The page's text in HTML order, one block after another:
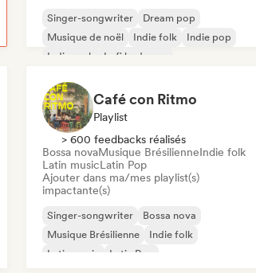
Singer-songwriter
Dream pop
Musique de noël
Indie folk
Indie pop
Indie rock
Lofi bedroom
Café con Ritmo
Playlist
> 600 feedbacks réalisés
Bossa novaMusique BrésilienneIndie folk
Latin musicLatin Pop
Ajouter dans ma/mes playlist(s)
impactante(s)
Singer-songwriter
Bossa nova
Musique Brésilienne
Indie folk
Latin music
Latin Pop